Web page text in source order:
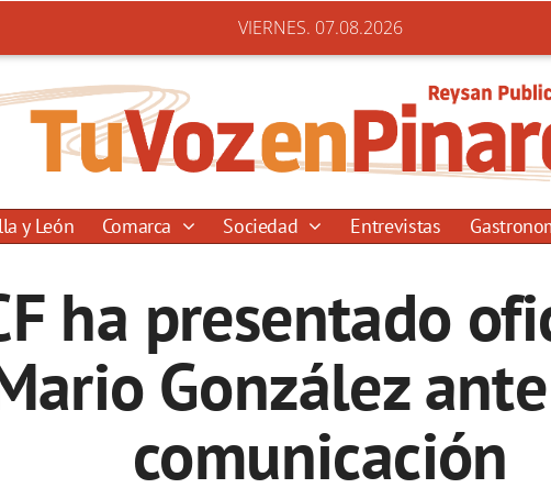
VIERNES. 07.08.2026
y León Comarca Sociedad Entrevistas
ha presentado
González
comunicación